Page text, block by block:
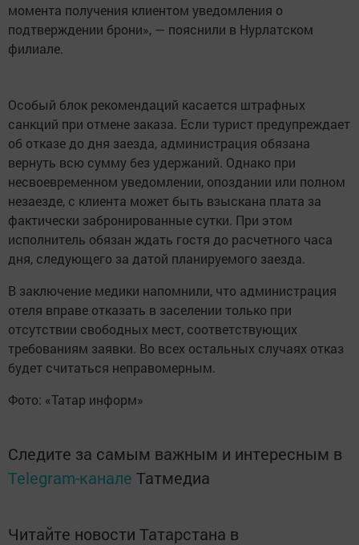
момента получения клиентом уведомления о
подтверждении брони», — пояснили в Нурлатском
филиале.
Особый блок рекомендаций касается штрафных
санкций при отмене заказа. Если турист предупреждает
об отказе до дня заезда, администрация обязана
вернуть всю сумму без удержаний. Однако при
несвоевременном уведомлении, опоздании или полном
незаезде, с клиента может быть взыскана плата за
фактически забронированные сутки. При этом
исполнитель обязан ждать гостя до расчетного часа
дня, следующего за датой планируемого заезда.
В заключение медики напомнили, что администрация
отеля вправе отказать в заселении только при
отсутствии свободных мест, соответствующих
требованиям заявки. Во всех остальных случаях отказ
будет считаться неправомерным.
Фото: «Татар информ»
Следите за самым важным и интересным в
Telegram-канале Татмедиа
Читайте новости Татарстана в